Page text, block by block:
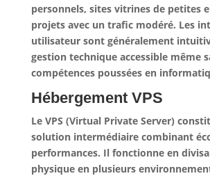
personnels, sites vitrines de petites
projets avec un trafic modéré. Les
utilisateur sont généralement
gestion technique accessible même
compétences poussées en
Hébergement VPS
Le VPS (Virtual Private Server)
solution intermédiaire combinant
performances. Il fonctionne en
physique en plusieurs